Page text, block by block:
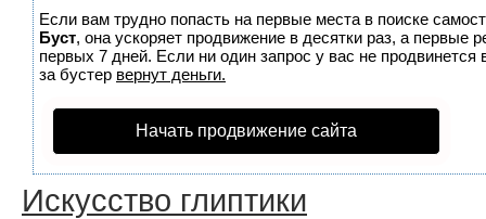
Если вам трудно попасть на первые места в поиске
Буст, она ускоряет продвижение в десятки раз, а первые
первых 7 дней. Если ни один запрос у вас не продвинется
за бустер вернут деньги.
Начать продвижение сайта
Искусство глиптики